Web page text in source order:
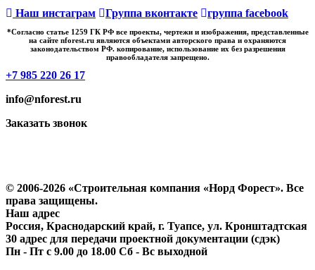
Наш инстаграм Группа вконтакте группа facebook
*Cогласно статье 1259 ГК РФ все проекты, чертежи и изображения, представленные
на сайте nforest.ru являются объектами авторского права и охраняются
законодательством РФ. копирование, использование их без разрешения
правообладателя запрещено.
+7 985 220 26 17
info@nforest.ru
Заказать звонок
© 2006-2026 «Строительная компания «Норд Форест». Все
права защищены.
Наш адрес
Россия, Краснодарский край, г. Туапсе, ул. Кронштадтская
30 адрес для передачи проектной документации (сдэк)
Пн - Пт с 9.00 до 18.00 Сб - Вс выходной